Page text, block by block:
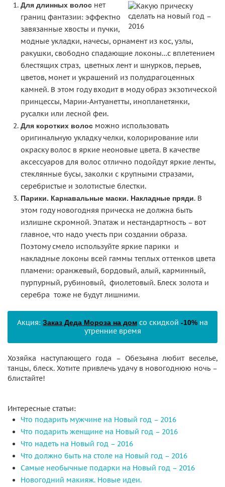
Для длинных волос нет
границ фантазии: эффектно
завязанные хвосты и пучки,
модные укладки, начесы, орнамент из кос, узлы,
ракушки, свободно спадающие локоны…с вплетением
блестящих страз, цветных лент и шнурков, перьев,
цветов, монет и украшений из полудрагоценных
камней. В этом году входит в моду образ экзотической
принцессы, Марии-Антуанетты, инопланетянки,
русалки или лесной феи.
Для коротких волос можно использовать
оригинальную укладку челки, колорирование или
окраску волос в яркие неоновые цвета. В качестве
аксессуаров для волос отлично подойдут яркие ленты,
стеклянные бусы, заколки с крупными стразами,
серебристые и золотистые блестки.
Парики. Карнавальные маски. Накладные пряди. В
этом году новогодняя прическа не должна быть
излишне скромной. Эпатаж и нестандартность – вот
главное, что надо учесть при создании образа.
Поэтому смело используйте яркие парики и
накладные локоны всей гаммы теплых оттенков цвета
пламени: оранжевый, бордовый, алый, карминный,
пурпурный, рубиновый, фиолетовый. Блеск золота и
серебра тоже не будут лишними.
Акция: Заказ Деда Мороза на дом со скидкой -10% на
утренние время
Хозяйка наступающего года – Обезьяна любит веселье,
танцы, блеск. Хотите привлечь удачу в новогоднюю ночь –
блистайте!
Интересные статьи:
Что подарить мужчине на Новый год – 2016
Что подарить женщине на Новый год – 2016
Что надеть на Новый год – 2016
Что должно быть на столе на Новый год – 2016
Самые необычные подарки на Новый год – 2016
Новогодний макияж. Новые идеи.